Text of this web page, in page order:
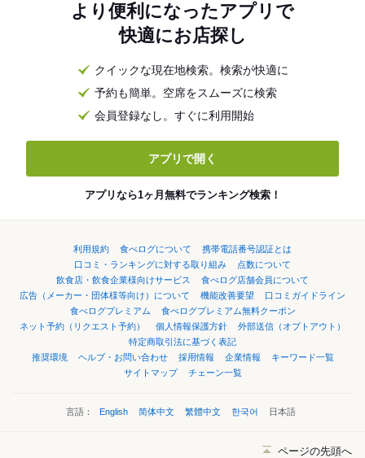
より便利になったアプリで
快適にお店探し
クイックな現在地検索。検索が快適に
予約も簡単。空席をスムーズに検索
会員登録なし。すぐに利用開始
アプリで開く
アプリなら1ヶ月無料でランキング検索！
利用規約 食べログについて
携帯電話番号認証とは
口コミ・ランキングに対する取り組み
点数について
飲食店・飲食企業様向けサービス
食べログ店舗会員について
広告（メーカー・団体様等向け）について
機能改善要望
口コミガイドライン
食べログプレミアム
食べログプレミアム無料クーポン
ネット予約（リクエスト予約）
個人情報保護方針
外部送信（オプトアウト）
特定商取引法に基づく表記
推奨環境
ヘルプ・お問い合わせ 採用情報 企業情報
キーワード一覧
サイトマップ
チェーン一覧
言語： English 简体中文 繁體中文 한국어 日本語
ページの先頭へ